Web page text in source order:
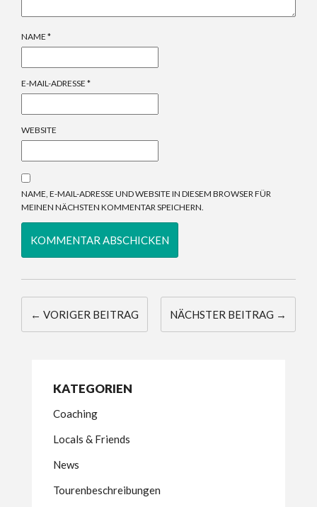
NAME *
E-MAIL-ADRESSE *
WEBSITE
NAME, E-MAIL-ADRESSE UND WEBSITE IN DIESEM BROWSER FÜR
MEINEN NÄCHSTEN KOMMENTAR SPEICHERN.
← VORIGER BEITRAG NÄCHSTER BEITRAG →
KATEGORIEN
Coaching
Locals & Friends
News
Tourenbeschreibungen